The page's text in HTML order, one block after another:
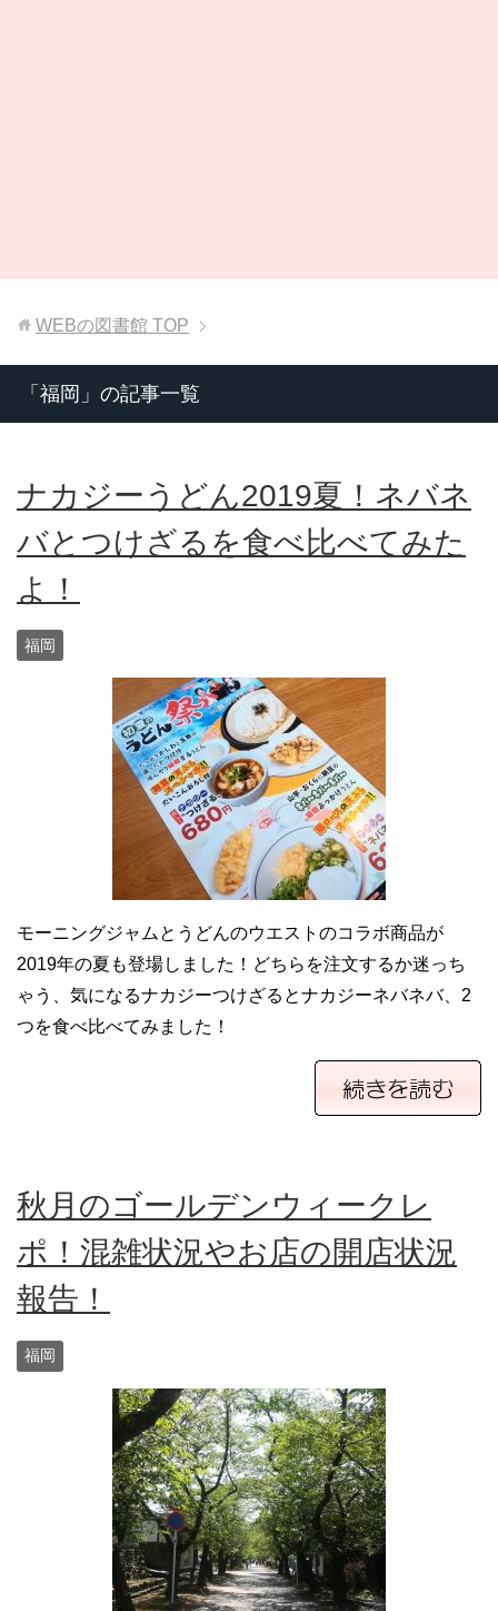
WEBの図書館 TOP
「福岡」の記事一覧
ナカジーうどん2019夏！ネバネ
バとつけざるを食べ比べてみた
よ！
福岡
モーニングジャムとうどんのウエストのコラボ商品が
2019年の夏も登場しました！どちらを注文するか迷っち
ゃう、気になるナカジーつけざるとナカジーネバネバ、2
つを食べ比べてみました！
秋月のゴールデンウィークレ
ポ！混雑状況やお店の開店状況
報告！
福岡